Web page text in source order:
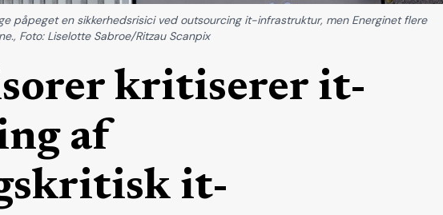
kritiserer it-
af
it-
påpeget en sikkerhedsrisici ved outsourcing it-infrastruktur, men Energinet flere
Foto: Liselotte Sabroe/Ritzau Scanpix